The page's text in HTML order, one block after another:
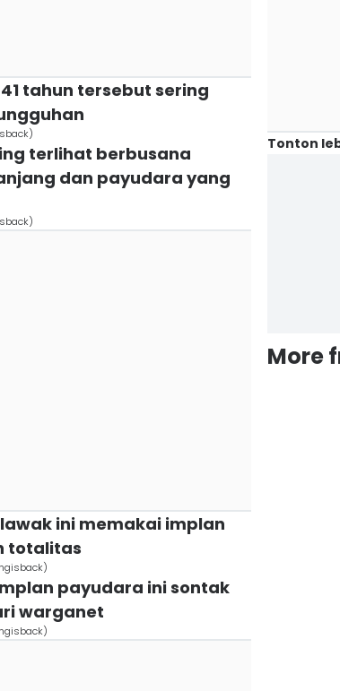
tahun tersebut sering
terlihat berbusana
dan payudara yang
ini memakai implan
totalitas
payudara ini sontak
warganet
Tonton
More